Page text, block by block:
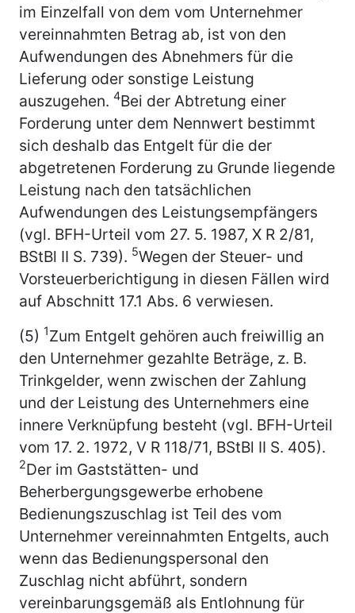
im Einzelfall von dem vom Unternehmer
vereinnahmten Betrag ab, ist von den
Aufwendungen des Abnehmers für die
Lieferung oder sonstige Leistung
auszugehen. 4Bei der Abtretung einer
Forderung unter dem Nennwert bestimmt
sich deshalb das Entgelt für die der
abgetretenen Forderung zu Grunde liegende
Leistung nach den tatsächlichen
Aufwendungen des Leistungsempfängers
(vgl. BFH-Urteil vom 27. 5. 1987, X R 2/81,
BStBl II S. 739). 5Wegen der Steuer- und
Vorsteuerberichtigung in diesen Fällen wird
auf Abschnitt 17.1 Abs. 6 verwiesen.
(5) 1Zum Entgelt gehören auch freiwillig an
den Unternehmer gezahlte Beträge, z. B.
Trinkgelder, wenn zwischen der Zahlung
und der Leistung des Unternehmers eine
innere Verknüpfung besteht (vgl. BFH-Urteil
vom 17. 2. 1972, V R 118/71, BStBl II S. 405).
2Der im Gaststätten- und
Beherbergungsgewerbe erhobene
Bedienungszuschlag ist Teil des vom
Unternehmer vereinnahmten Entgelts, auch
wenn das Bedienungspersonal den
Zuschlag nicht abführt, sondern
vereinbarungsgemäß als Entlohnung für